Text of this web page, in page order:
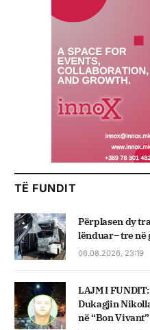
TË FUNDIT
Përplasen dy
lënduar– tre
06.08.2026, 23:19
LAJM I
Dukagjin
në “Bon Vivant”